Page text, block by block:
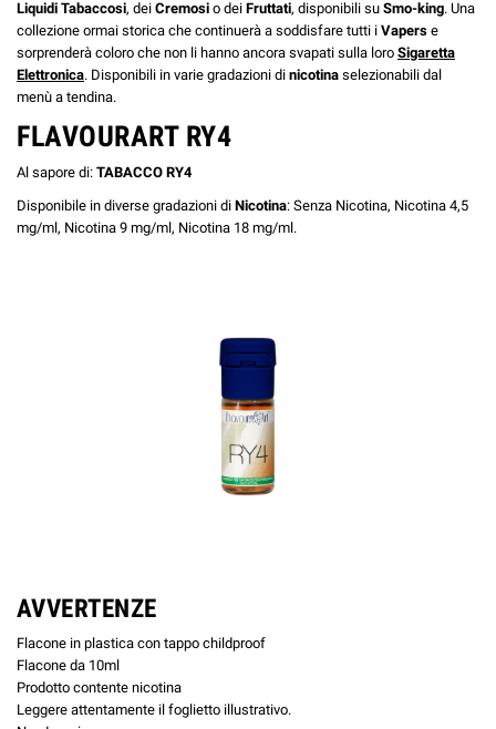
Liquidi Tabaccosi, dei Cremosi o dei Fruttati, disponibili su Smo-king. Una
collezione ormai storica che continuerà a soddisfare tutti i Vapers e
sorprenderà coloro che non li hanno ancora svapati sulla loro Sigaretta
Elettronica. Disponibili in varie gradazioni di nicotina selezionabili dal
menù a tendina.
FLAVOURART RY4
Al sapore di: TABACCO RY4
Disponibile in diverse gradazioni di Nicotina: Senza Nicotina, Nicotina 4,5
mg/ml, Nicotina 9 mg/ml, Nicotina 18 mg/ml.
AVVERTENZE
Flacone in plastica con tappo childproof
Flacone da 10ml
Prodotto contente nicotina
Leggere attentamente il foglietto illustrativo.